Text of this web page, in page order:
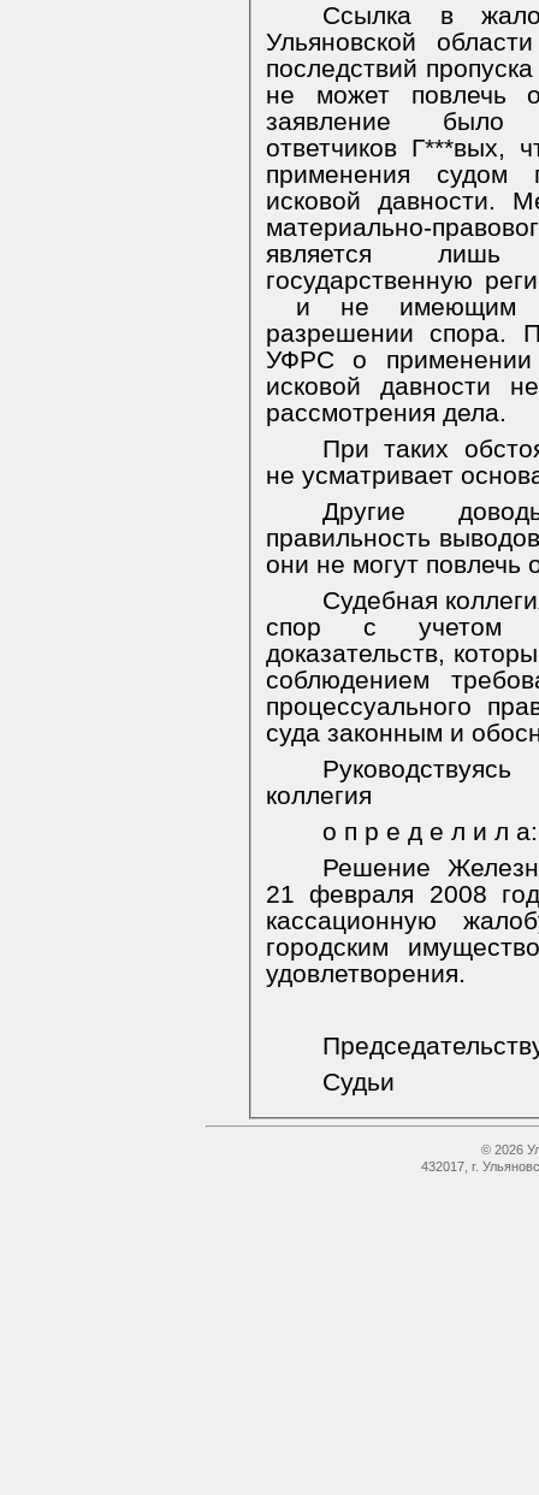
Ссылка в
Ульяновской
последствий
не может повлечь
заявление было
ответчиков Г***вых,
применения судом
исковой
материально-
является лишь
государственную
и не имеющим
разрешении спора.
УФРС о применении
исковой давности
рассмотрения дела.
При таких
не усматривает
Другие
правильность
они не могут повлечь
Судебная
спор с учетом
доказательств,
соблюдением
процессуального
суда законным и
коллегия
о п р е д е л и л а:
Решение
21 февраля 2008
кассационную
городским
удовлетворения.
Судьи
© 2026
432017, г.